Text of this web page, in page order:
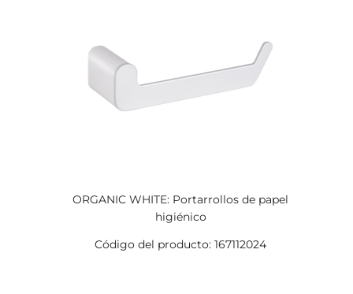
ORGANIC WHITE: Portarrollos de papel
higiénico
Código del producto: 167112024